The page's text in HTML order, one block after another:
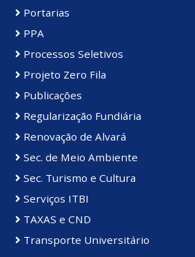
Portarias
PPA
Processos Seletivos
Projeto Zero Fila
Publicações
Regularização Fundiária
Renovação de Alvará
Sec. de Meio Ambiente
Sec. Turismo e Cultura
Serviços ITBI
TAXAS e CND
Transporte Universitário